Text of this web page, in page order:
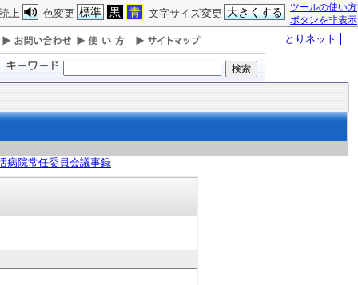
ツールの使い方
ボタンを非表示
文字サイズ変更 大きくする
色変更 標準 黒 青
上
とりネット
病院常任委員会議事録